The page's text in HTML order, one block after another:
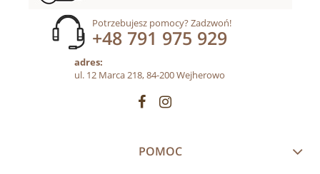
Potrzebujesz pomocy? Zadzwoń!
+48 791 975 929
adres:
ul. 12 Marca 218, 84-200 Wejherowo
POMOC